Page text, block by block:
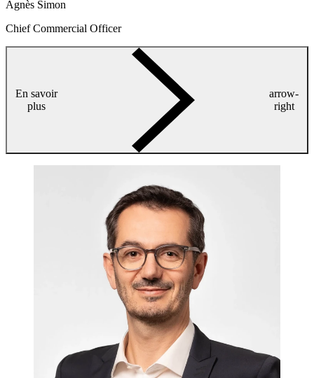
Agnès Simon
Chief Commercial Officer
En savoir
plus
arrow-
right